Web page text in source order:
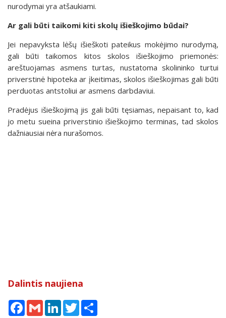
nurodymai yra atšaukiami.
Ar gali būti taikomi kiti skolų išieškojimo būdai?
Jei nepavyksta lėšų išieškoti pateikus mokėjimo nurodymą,
gali būti taikomos kitos skolos išieškojimo priemonės:
areštuojamas asmens turtas, nustatoma skolininko turtui
priverstinė hipoteka ar įkeitimas, skolos išieškojimas gali būti
perduotas antstoliui ar asmens darbdaviui.
Pradėjus išieškojimą jis gali būti tęsiamas, nepaisant to, kad
jo metu sueina priverstinio išieškojimo terminas, tad skolos
dažniausiai nėra nurašomos.
Dalintis naujiena
Facebook
Gmail LinkedInTwitter